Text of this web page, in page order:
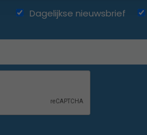
Dagelijkse nieuwsbrief